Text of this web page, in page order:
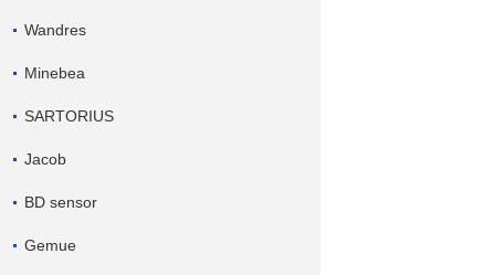
Wandres
Minebea
SARTORIUS
Jacob
BD sensor
Gemue